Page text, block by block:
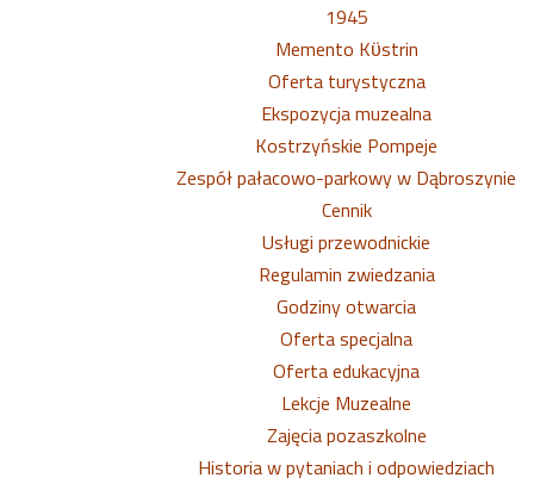
1945
Memento Kϋstrin
Oferta turystyczna
Ekspozycja muzealna
Kostrzyńskie Pompeje
Zespół pałacowo-parkowy w Dąbroszynie
Cennik
Usługi przewodnickie
Regulamin zwiedzania
Godziny otwarcia
Oferta specjalna
Oferta edukacyjna
Lekcje Muzealne
Zajęcia pozaszkolne
Historia w pytaniach i odpowiedziach